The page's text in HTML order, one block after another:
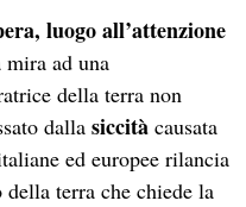
luogo all’attenzione
ad una
della terra non
dallasiccità causata
ed europee rilancia
terra che chiede la